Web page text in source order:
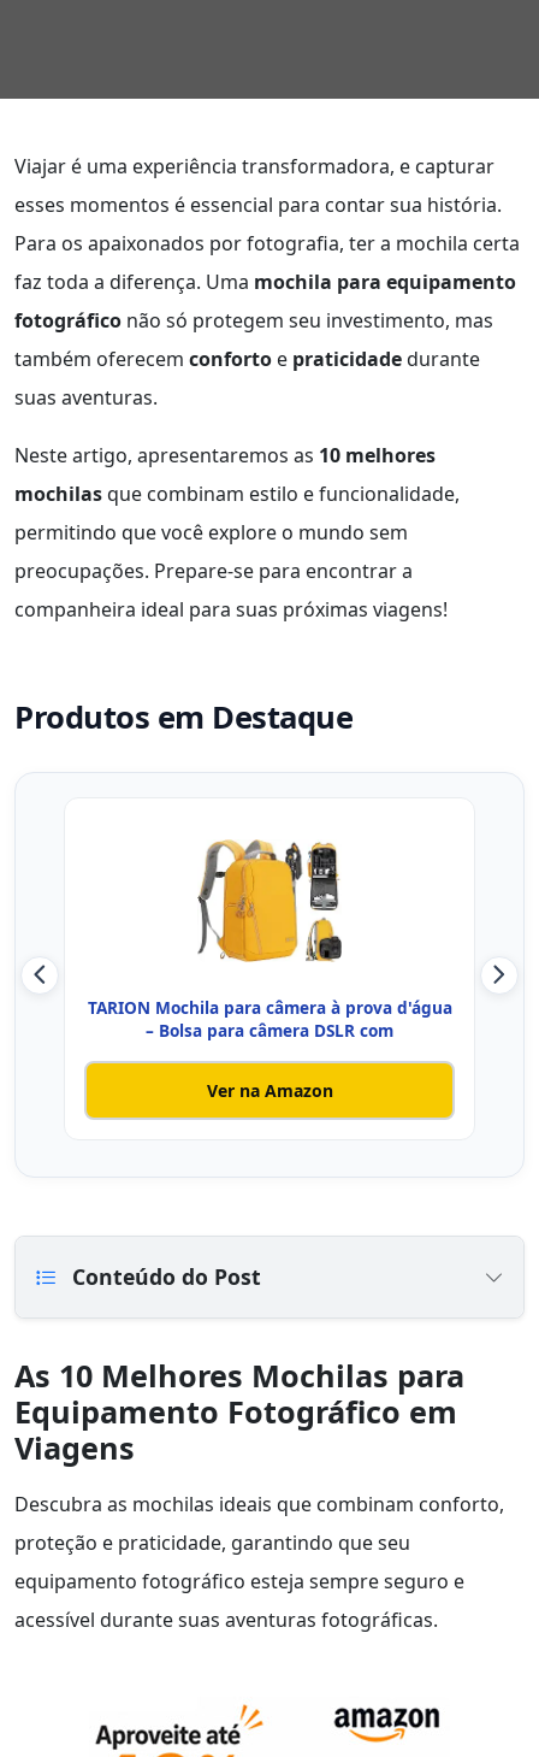
Viajar é uma experiência transformadora, e capturar
esses momentos é essencial para contar sua história.
Para os apaixonados por fotografia, ter a mochila certa
faz toda a diferença. Uma mochila para equipamento
fotográfico não só protegem seu investimento, mas
também oferecem conforto e praticidadedurante
suas aventuras.
Neste artigo, apresentaremos as 10 melhores
mochilasque combinam estilo e funcionalidade,
permitindo que você explore o mundo sem
preocupações. Prepare-se para encontrar a
companheira ideal para suas próximas viagens!
Produtos em Destaque
TARION Mochila para câmera à prova d'água
– Bolsa para câmera DSLR com
Ver na Amazon
Conteúdo do Post
As 10 Melhores Mochilas para
Equipamento Fotográfico em
Viagens
Descubra as mochilas ideais que combinam conforto,
proteção e praticidade, garantindo que seu
equipamento fotográfico esteja sempre seguro e
acessível durante suas aventuras fotográficas.